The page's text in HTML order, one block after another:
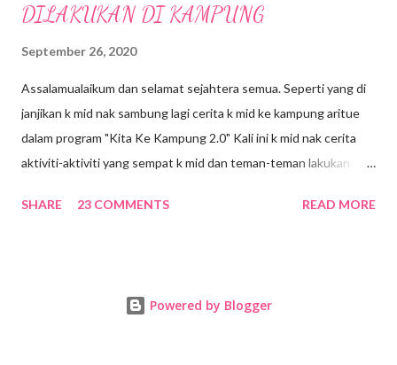
DILAKUKAN DI KAMPUNG
September 26, 2020
Assalamualaikum dan selamat sejahtera semua. Seperti yang di
janjikan k mid nak sambung lagi cerita k mid ke kampung aritue
dalam program "Kita Ke Kampung 2.0" Kali ini k mid nak cerita
aktiviti-aktiviti yang sempat k mid dan teman-teman lakukan
BUAH KELAPA Botol-botol mineral di susun, kemudian kelapa
baling aje tapi belum tentu kena lagi tau sebab buah kepala
SHARE 23 COMMENTS READ MORE
Powered by Blogger